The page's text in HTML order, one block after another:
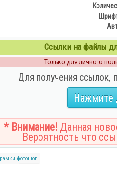
Ссылки на файлы
Только для личного
Для получения ссылок,
Нажмите
* Внимание! Данная
Вероятность что
рамки фотошоп